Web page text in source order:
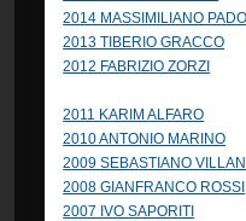
2014 MASSIMILIANO
2013 TIBERIO GRACCO
2012 FABRIZIO ZORZI
2011 KARIM ALFARO
2010 ANTONIO MARINO
2009 SEBASTIANO
2008 GIANFRANCO ROSSI
2007 IVO SAPORITI